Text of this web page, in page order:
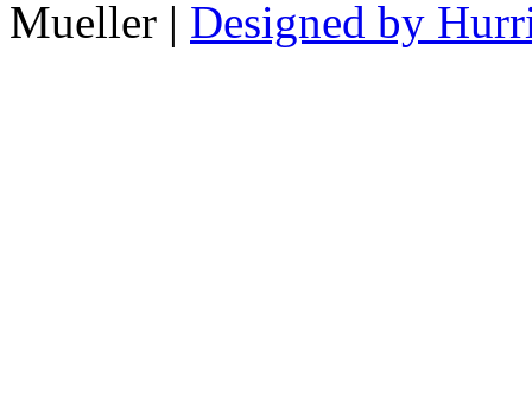
Mueller | Designed by